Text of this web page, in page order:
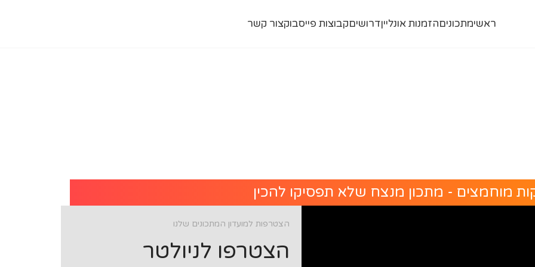
ראשימתכוניםהזמנות אונלייןדרושיםקבוצות פייסבוקצור קשר
מוחמצים - מתכון מנצח שלא תפסיקו להכין
הצטרפות למועדון המתכונים שלנו
הצטרפו לניולטר